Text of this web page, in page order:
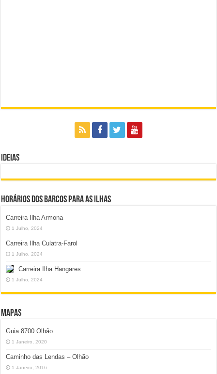
Ideias
Horários dos Barcos para as Ilhas
Carreira Ilha Armona
1 Julho, 2024
Carreira Ilha Culatra-Farol
1 Julho, 2024
Carreira Ilha Hangares
1 Julho, 2024
Mapas
Guia 8700 Olhão
1 Janeiro, 2020
Caminho das Lendas – Olhão
1 Janeiro, 2016